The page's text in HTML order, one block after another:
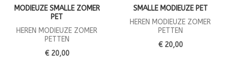
MODIEUZE SMALLE ZOMER
PET
HEREN MODIEUZE ZOMER
PETTEN
€ 20,00
SMALLE MODIEUZE PET
HEREN MODIEUZE ZOMER
PETTEN
€ 20,00